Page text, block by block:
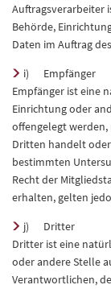
Auftragsverarbeiter
Behörde,
Daten im Auftrag
i) Empfänger
Empfänger ist eine
Einrichtung oder
offengelegt werden,
Dritten handelt
bestimmten
Recht der
erhalten, gelten
j) Dritter
Dritter ist eine
oder andere Stelle
Verantwortlichen,